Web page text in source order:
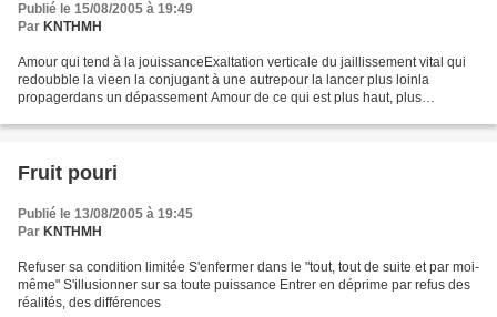
Publié le 15/08/2005 à 19:49
Par KNTHMH
Amour qui tend à la jouissanceExaltation verticale du jaillissement vital qui
redoubble la vieen la conjugant à une autrepour la lancer plus loinla
propagerdans un dépassement Amour de ce qui est plus haut, plus
Fruit pouri
Publié le 13/08/2005 à 19:45
Par KNTHMH
Refuser sa condition limitée S'enfermer dans le "tout, tout de suite et par moi-
même" S'illusionner sur sa toute puissance Entrer en déprime par refus des
réalités, des différences